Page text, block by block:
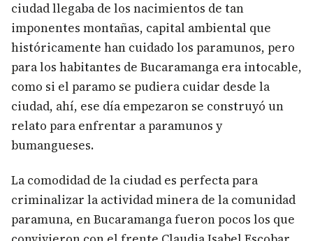
ciudad llegaba de los nacimientos de tan
imponentes montañas, capital ambiental que
históricamente han cuidado los paramunos, pero
para los habitantes de Bucaramanga era intocable,
como si el paramo se pudiera cuidar desde la
ciudad, ahí, ese día empezaron se construyó un
relato para enfrentar a paramunos y
bumangueses.
La comodidad de la ciudad es perfecta para
criminalizar la actividad minera de la comunidad
paramuna, en Bucaramanga fueron pocos los que